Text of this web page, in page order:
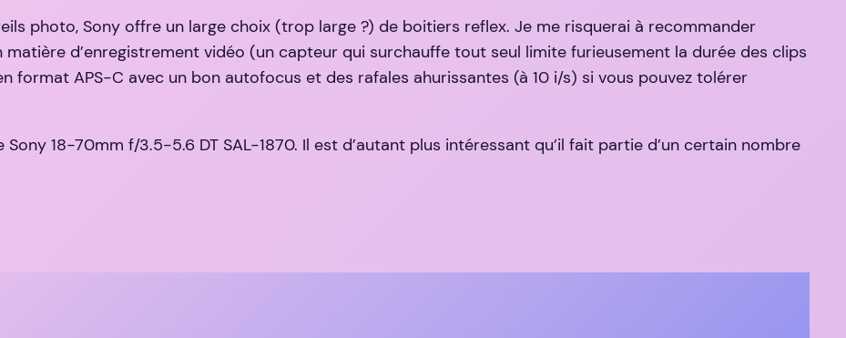
photo, Sony offre un large choix (trop large ?) de boitiers reflex. Je me risquerai à recommander
matière d’enregistrement vidéo (un capteur qui surchauffe tout seul limite furieusement la durée des clips
format APS-C avec un bon autofocus et des rafales ahurissantes (à 10 i/s) si vous pouvez tolérer
18-70mm f/3.5-5.6 DT SAL-1870. Il est d’autant plus intéressant qu’il fait partie d’un certain nombre